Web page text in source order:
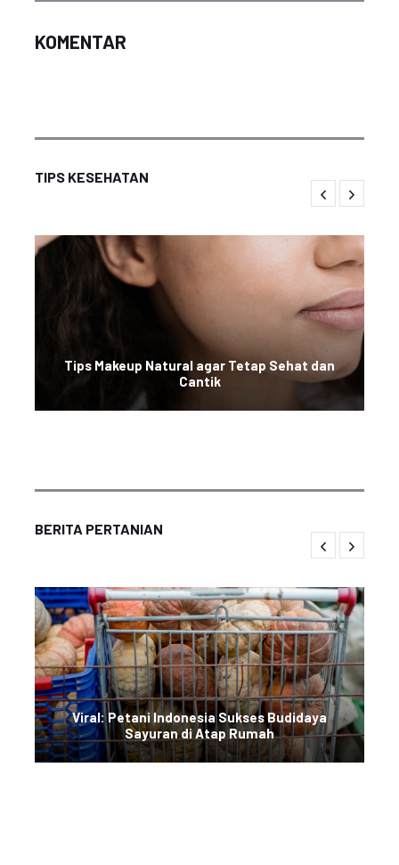
KOMENTAR
TIPS KESEHATAN
Tips Makeup Natural agar Tetap Sehat dan
Cantik
BERITA PERTANIAN
Viral: Petani Indonesia Sukses Budidaya
Sayuran di Atap Rumah